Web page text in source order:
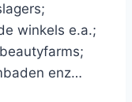
winkels e.a.;
enz…